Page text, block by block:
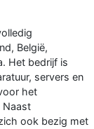
België,
Het bedrijf is
servers en
het
Naast
ook bezig met